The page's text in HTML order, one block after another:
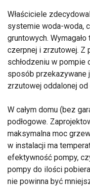
Właściciele
systemie woda-woda,
gruntowych.
czerpnej i zrzutowej. Z
schłodzeniu w pompie
sposób przekazywane
zrzutowej oddalonej od
W całym domu (bez
podłogowe.
maksymalna moc
w instalacji ma
efektywność pompy,
pompy do ilości
nie powinna być